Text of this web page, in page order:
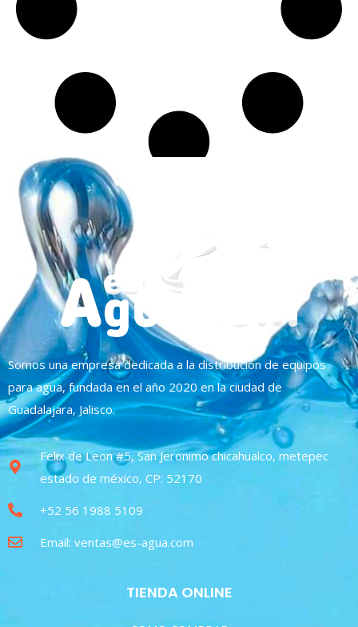
Somos una empresa dedicada a la distribución de equipos
para agua, fundada en el año 2020 en la ciudad de
Guadalajara, Jalisco.
Felix de Leon #5, San Jeronimo chicahualco, metepec
estado de méxico, CP: 52170
+52 56 1988 5109
Email: ventas@es-agua.com
TIENDA ONLINE